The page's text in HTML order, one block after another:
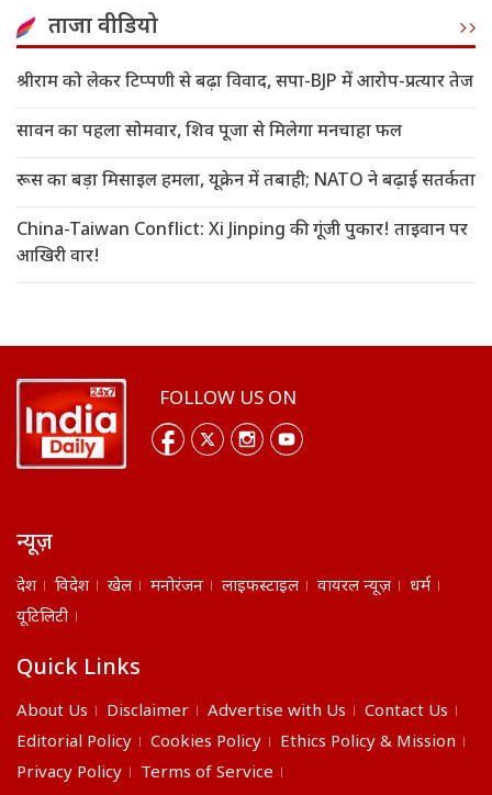
ताजा वीडियो
श्रीराम को लेकर टिप्पणी से बढ़ा विवाद, सपा-BJP में आरोप-प्रत्यार तेज
सावन का पहला सोमवार, शिव पूजा से मिलेगा मनचाहा फल
रूस का बड़ा मिसाइल हमला, यूक्रेन में तबाही; NATO ने बढ़ाई सतर्कता
China-Taiwan Conflict: Xi Jinping की गूंजी पुकार! ताइवान पर
आखिरी वार!
FOLLOW US ON
न्यूज़
देश विदेश खेल मनोरंजन लाइफस्टाइल वायरल न्यूज़
धर्म
यूटिलिटी
Quick Links
About Us Disclaimer Advertise with Us
Contact Us
Editorial Policy
Cookies Policy
Ethics Policy & Mission
Privacy Policy
Terms of Service